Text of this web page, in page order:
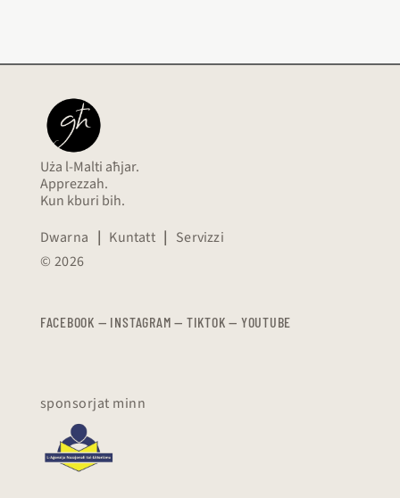
Uża l-Malti aħjar.
Apprezzah.
Kun kburi bih.
Dwarna | Kuntatt | Servizzi
© 2026
FACEBOOK — INSTAGRAM — TIKTOK — YOUTUBE
sponsorjat minn